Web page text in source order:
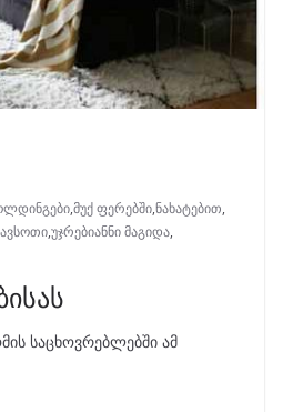
,მუქ ფერებში,ნახატებით,
,უჯრებიანნი მაგიდა,
საცხოვრებლებში ამ